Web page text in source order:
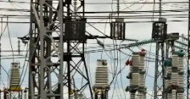
замовника
Сервісне обслуговування
Управління проєктами
Аутсорсинг
Консалтингові послуги
Інфраструктура
Хімічна промисловість
Цементна промисловість
Вакансії
Стажування
Ветеранам
КОНТАКТИ